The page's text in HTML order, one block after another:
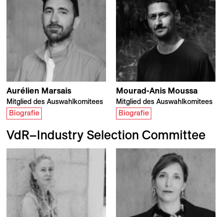
Aurélien Marsais
Mitglied des Auswahlkomitees
Biografie
Mourad-Anis Moussa
Mitglied des Auswahlkomitees
Biografie
VdR–Industry Selection Committee